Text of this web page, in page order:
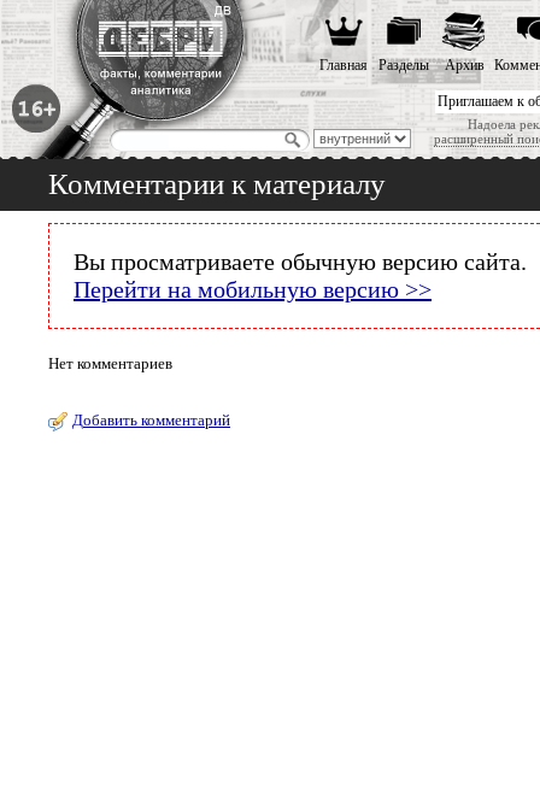
Приглашаем к
Надоела
расширенный
Главная Разделы Архив
Комментарии к материалу
Вы просматриваете обычную версию сайта.
Перейти на мобильную версию >>
Нет комментариев
Добавить комментарий